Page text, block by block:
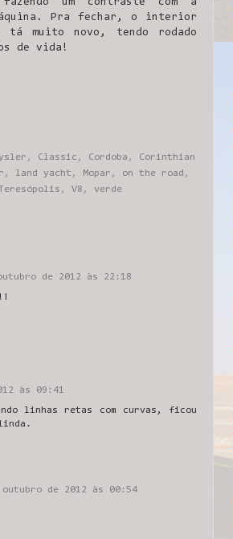
um contraste com a
Pra fechar, o interior
tá muito novo, tendo rodado
de vida!
, Classic , Cordoba , Corinthian
, land yacht , Mopar , on the road ,
, V8 , verde
de 2012 às 22:18
às 09:41
linhas retas com curvas, ficou
de 2012 às 00:54